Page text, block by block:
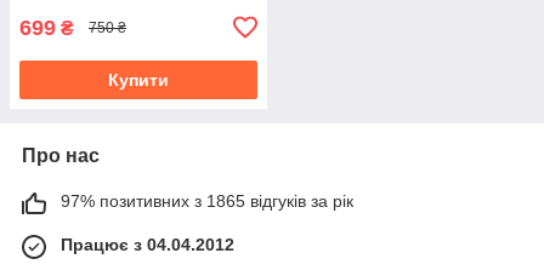
699 ₴ 750 ₴
Купити
Про нас
97% позитивних з 1865 відгуків за рік
Працює з 04.04.2012